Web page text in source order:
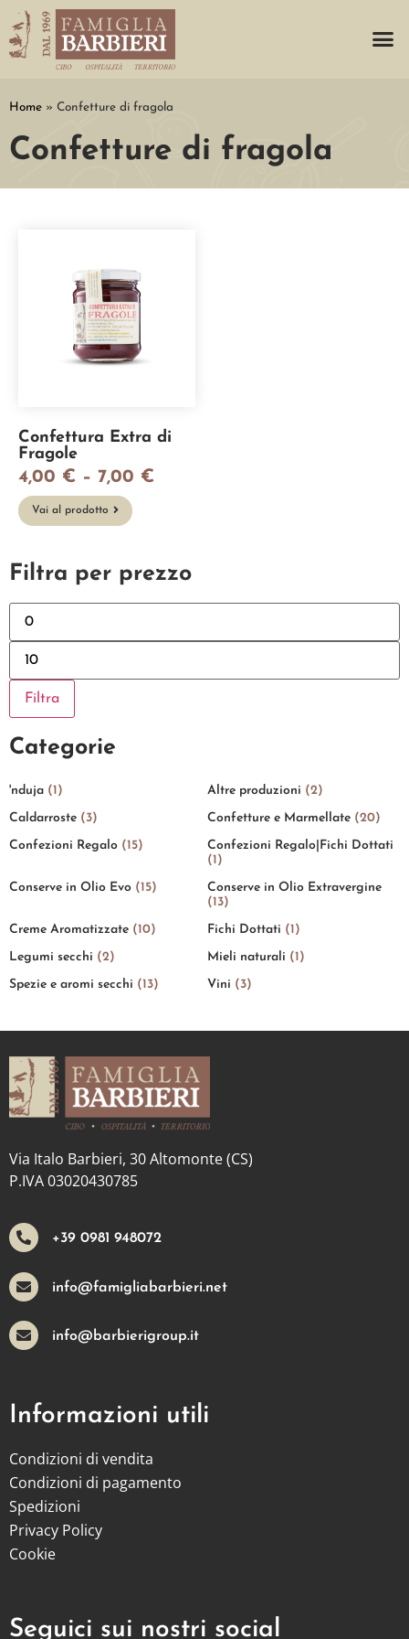
Home » Confetture di fragola
Confetture di fragola
Filtra per prezzo
Filtra
Categorie
'nduja (1) Altre produzioni (2)
Caldarroste (3) Confetture e Marmellate (20)
Confezioni Regalo (15)
Confezioni Regalo|Fichi Dottati
(1)
Conserve in Olio Evo (15)
Conserve in Olio Extravergine
(13)
Creme Aromatizzate (10) Fichi Dottati (1)
Legumi secchi (2) Mieli naturali (1)
Spezie e aromi secchi (13) Vini (3)
Confettura Extra di
Fragole
4,00 € – 7,00 €
Vai al prodotto
Via Italo Barbieri, 30 Altomonte (CS)
P.IVA 03020430785
+39 0981 948072
info@famigliabarbieri.net
info@barbierigroup.it
Informazioni utili
Condizioni di vendita
Condizioni di pagamento
Spedizioni
Privacy Policy
Cookie
Seguici sui nostri social